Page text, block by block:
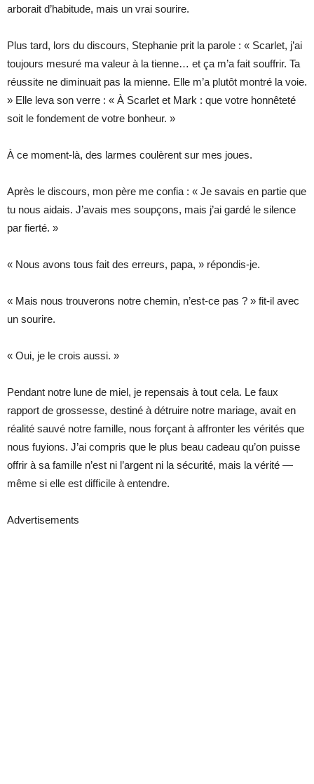
arborait d’habitude, mais un vrai sourire.
Plus tard, lors du discours, Stephanie prit la parole : « Scarlet, j’ai
toujours mesuré ma valeur à la tienne… et ça m’a fait souffrir. Ta
réussite ne diminuait pas la mienne. Elle m’a plutôt montré la voie.
» Elle leva son verre : « À Scarlet et Mark : que votre honnêteté
soit le fondement de votre bonheur. »
À ce moment-là, des larmes coulèrent sur mes joues.
Après le discours, mon père me confia : « Je savais en partie que
tu nous aidais. J’avais mes soupçons, mais j’ai gardé le silence
par fierté. »
« Nous avons tous fait des erreurs, papa, » répondis-je.
« Mais nous trouverons notre chemin, n’est-ce pas ? » fit-il avec
un sourire.
« Oui, je le crois aussi. »
Pendant notre lune de miel, je repensais à tout cela. Le faux
rapport de grossesse, destiné à détruire notre mariage, avait en
réalité sauvé notre famille, nous forçant à affronter les vérités que
nous fuyions. J’ai compris que le plus beau cadeau qu’on puisse
offrir à sa famille n’est ni l’argent ni la sécurité, mais la vérité —
même si elle est difficile à entendre.
Advertisements